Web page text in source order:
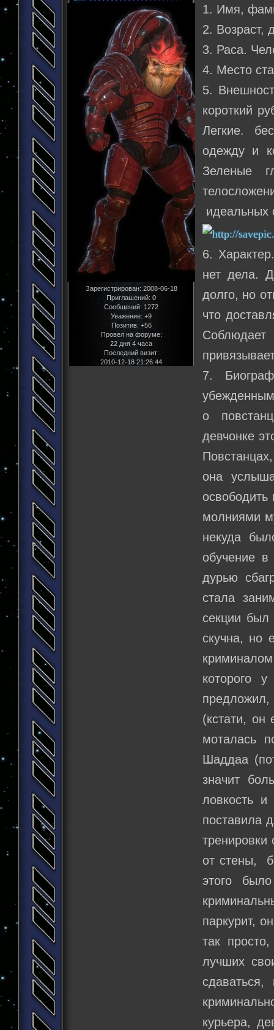
Зарегистрирован: 2008-06-18
Приглашений: 0
Сообщений: 1272
Уважение: +9
Позитив: +56
Провел на форуме:
22 дня 4 часа
Последний визит:
2010-12-18 21:26:44
1. Имя,
2. Возраст,
3. Раса.
4. Место
5.
короткий
Легкие.
одежду и
Зеленые
идеальных
6.
нет дела.
долго, но
что
7.
о
девчонке
она
освободить
молниями
некуда
обучение
дурью
стала
секции
скучна, но
которого
(кстати,
моталась
Шаддаа
значит
ловкость
поставила
от стены,
этого
паркурит,
так
лучших
курьера,